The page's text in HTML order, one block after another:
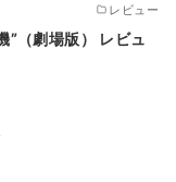
レビュー
”（劇場版） レビュ